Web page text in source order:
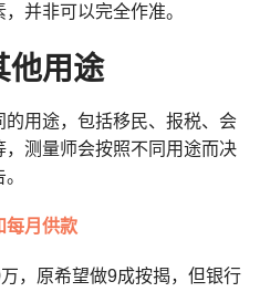
并非可以完全作准。
他用途
用途，包括移民、报税、会
测量师会按照不同用途而决
每月供款
，原希望做9成按揭，但银行